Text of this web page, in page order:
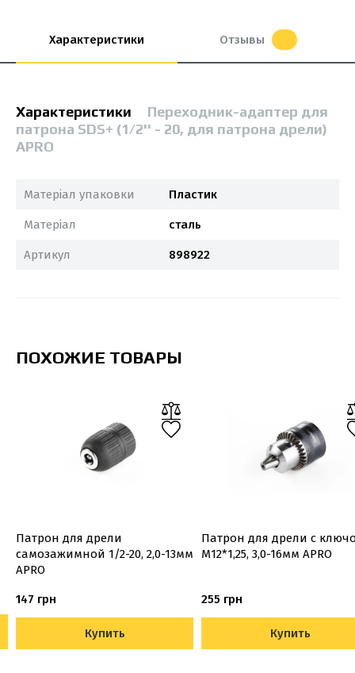
Характеристики Отзывы
Характеристики
Переходник-адаптер для
патрона SDS+ (1/2'' - 20, для патрона дрели)
APRO
Матеріал упаковки Пластик
Матеріал сталь
Артикул 898922
ПОХОЖИЕ ТОВАРЫ
Патрон для дрели
самозажимной 1/2-20, 2,0-13мм
APRO
147 грн
Купить
Патрон для дрели с
M12*1,25, 3,0-16мм APRO
255 грн
Купить